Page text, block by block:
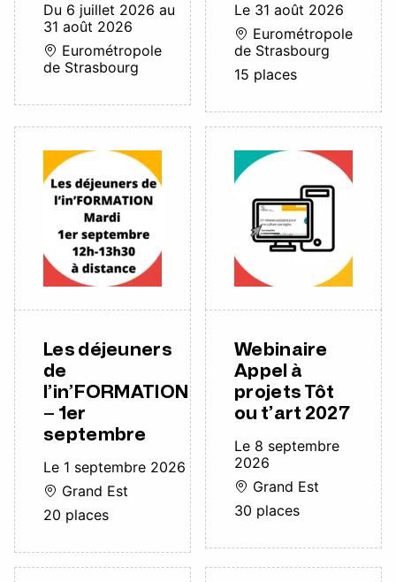
Du 6 juillet 2026 au
31 août 2026
Eurométropole
de Strasbourg
Le 31 août 2026
Eurométropole
de Strasbourg
15 places
Les déjeuners
de
l’in’FORMATION
– 1er
septembre
Le 1 septembre 2026
Grand Est
20 places
Webinaire
Appel à
projets Tôt
ou t’art 2027
Le 8 septembre
2026
Grand Est
30 places